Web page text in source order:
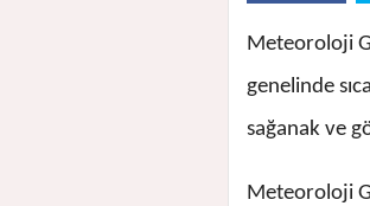
Meteoroloji
genelinde
sağanak ve
Meteoroloji